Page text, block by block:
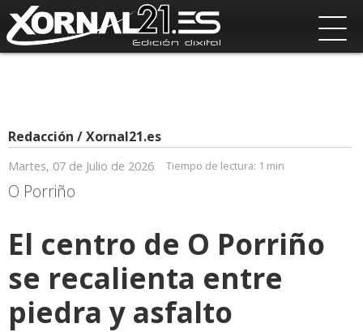
Redacción / Xornal21.es
Martes, 07 de Julio de 2026 Tiempo de lectura: 1 min
O Porriño
El centro de O Porriño
se recalienta entre
piedra y asfalto